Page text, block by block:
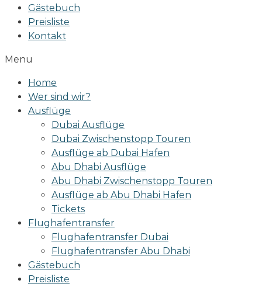
Gästebuch
Preisliste
Kontakt
Menu
Home
Wer sind wir?
Ausflüge
Dubai Ausflüge
Dubai Zwischenstopp Touren
Ausflüge ab Dubai Hafen
Abu Dhabi Ausflüge
Abu Dhabi Zwischenstopp Touren
Ausflüge ab Abu Dhabi Hafen
Tickets
Flughafentransfer
Flughafentransfer Dubai
Flughafentransfer Abu Dhabi
Gästebuch
Preisliste